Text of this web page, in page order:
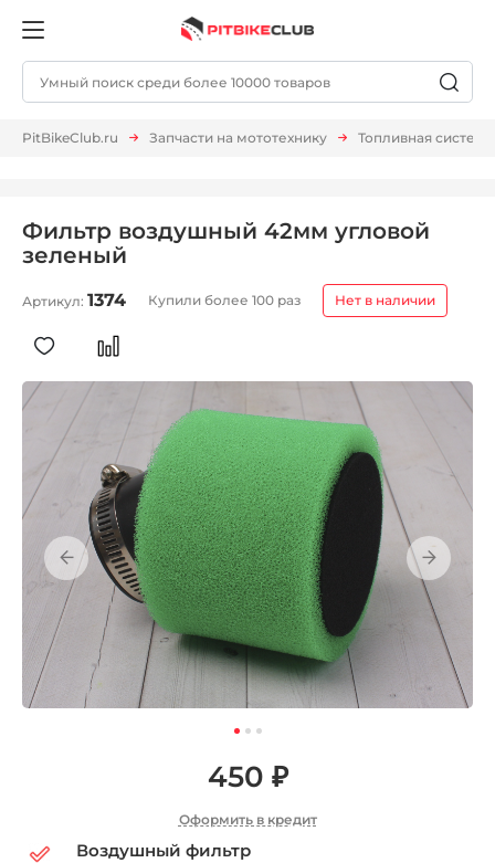
PitBikeClub.ru Запчасти на мототехнику Топливная система
Фильтр воздушный 42мм угловой
зеленый
Артикул: 1374 Купили более 100 раз Нет в наличии
450 ₽
Оформить в кредит
Воздушный фильтр